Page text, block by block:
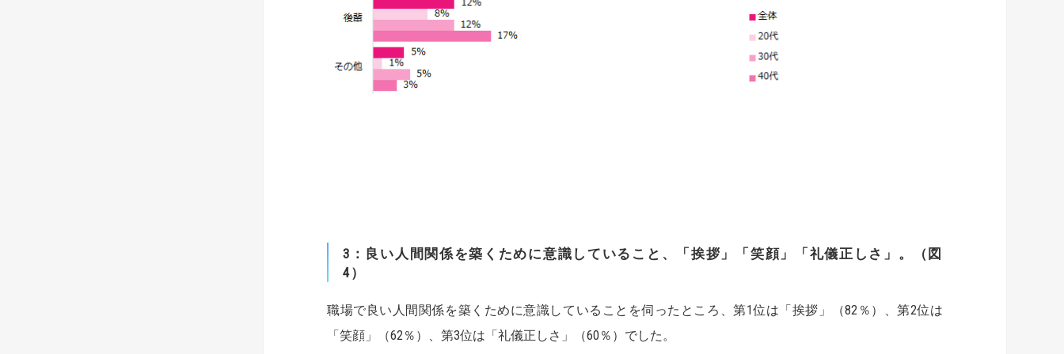
3 ：良い人間関係を築くために意識していること、「挨拶」「笑顔」「礼儀正しさ」。（図
4）
職場で良い人間関係を築くために意識していることを伺ったところ、第1位は「挨拶」（82％）、第2位は
「笑顔」（62％）、第3位は「礼儀正しさ」（60％）でした。